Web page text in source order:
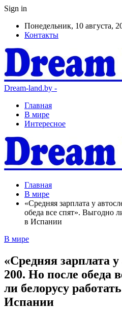
Sign in
Понедельник, 10 августа,
Контакты
Dream-land.by -
Главная
В мире
Интересное
Главная
В мире
«Средняя зарплата у
обеда все спят». Выгодно
в Испании
В мире
«Средняя зарплата
200. Но после обеда
ли белорусу
Испании